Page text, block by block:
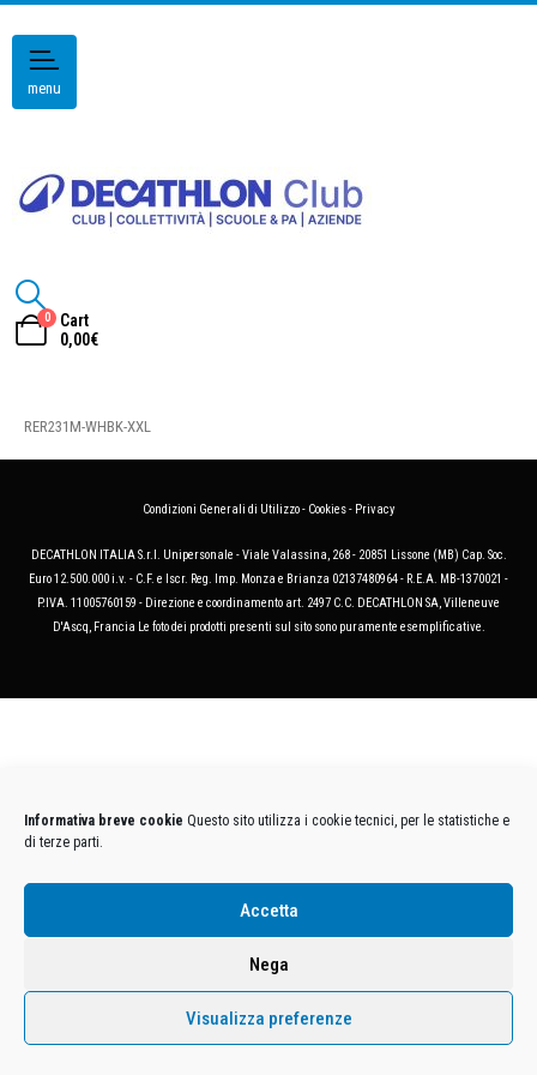
Informativa breve cookie Questo sito utilizza i cookie tecnici, per le statistiche e
di terze parti.
Accetta
Nega
Visualizza preferenze
menu
0
Cart
0,00€
RER231M-WHBK-XXL
Condizioni Generali di Utilizzo- Cookies- Privacy
DECATHLON ITALIA S.r.l. Unipersonale - Viale Valassina, 268 - 20851 Lissone (MB) Cap. Soc.
Euro 12.500.000 i.v. - C.F. e Iscr. Reg. Imp. Monza e Brianza 02137480964 - R.E.A. MB-1370021 -
P.IVA. 11005760159 - Direzione e coordinamento art. 2497 C.C. DECATHLON SA, Villeneuve
D'Ascq, Francia Le foto dei prodotti presenti sul sito sono puramente esemplificative.